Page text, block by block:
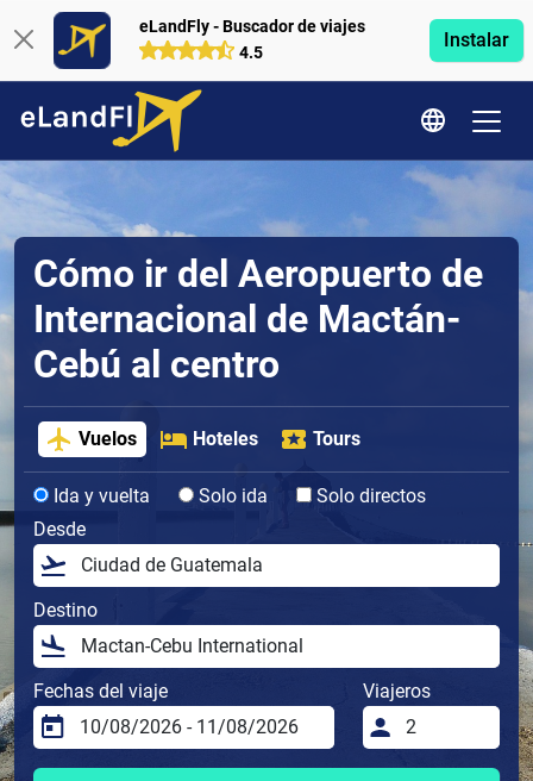
eLandFly - Buscador de viajes
4.5
Instalar
Cómo ir del Aeropuerto de
Internacional de Mactán-
Cebú al centro
Vuelos Hoteles Tours
Ida y vuelta Solo ida
Solo directos
Desde
Destino
Fechas del viaje Viajeros